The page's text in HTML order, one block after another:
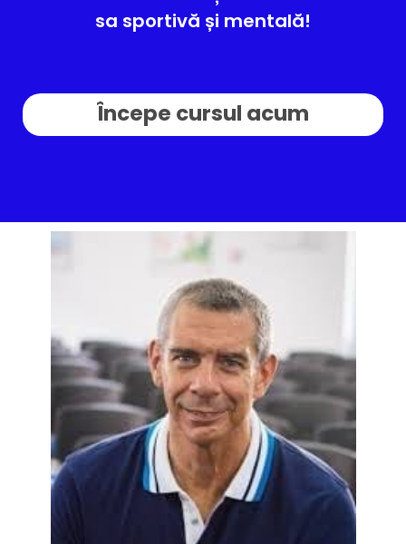
sa sportivă și mentală!
Începe cursul acum